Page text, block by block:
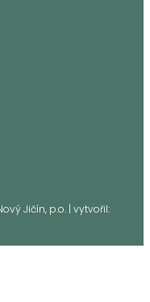
Jičín, p.o. | vytvořil: